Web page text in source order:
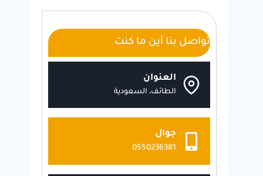
تواصل بنا أين ما كنت
العنوان
الطائف، السعودية
جوال
0550236381